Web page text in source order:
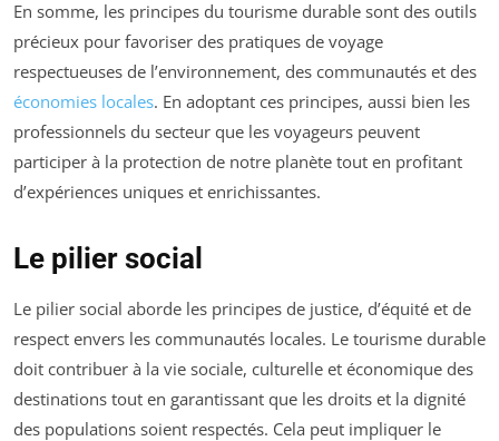
En somme, les principes du tourisme durable sont des outils
précieux pour favoriser des pratiques de voyage
respectueuses de l’environnement, des communautés et des
économies locales. En adoptant ces principes, aussi bien les
professionnels du secteur que les voyageurs peuvent
participer à la protection de notre planète tout en profitant
d’expériences uniques et enrichissantes.
Le pilier social
Le pilier social aborde les principes de justice, d’équité et de
respect envers les communautés locales. Le tourisme durable
doit contribuer à la vie sociale, culturelle et économique des
destinations tout en garantissant que les droits et la dignité
des populations soient respectés. Cela peut impliquer le